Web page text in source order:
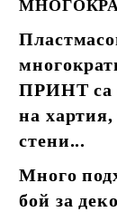
ПРИНТ са
на
стени...
Много
бой за